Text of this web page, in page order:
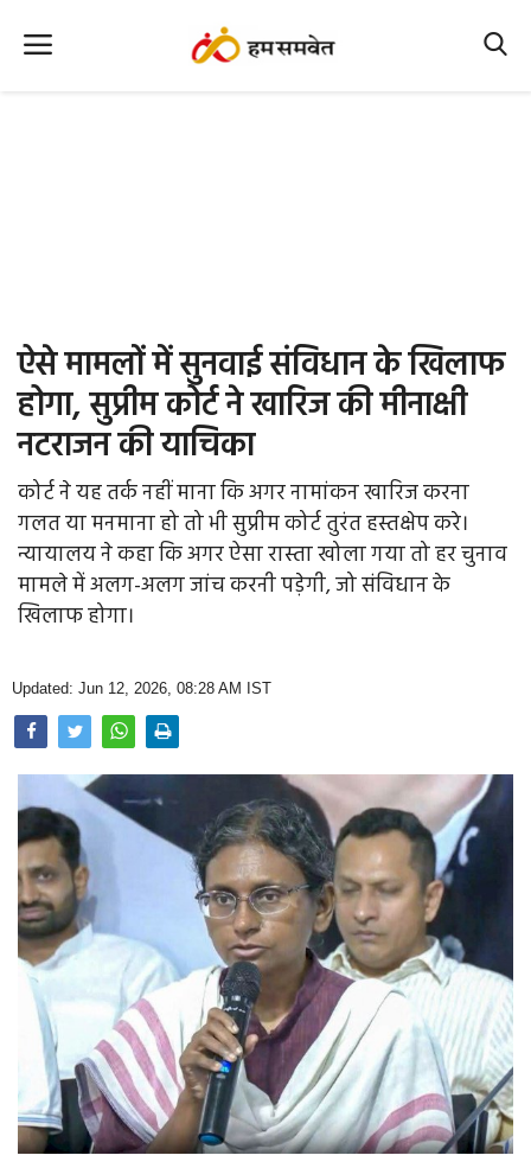
Office Office
Political Gossips
Farm & Food
Opinion
Health & Lifestyle
Home
ऐसे मामलों में सुनवाई संविधान के खिलाफ
होगा, सुप्रीम कोर्ट ने खारिज की मीनाक्षी
नटराजन की याचिका
कोर्ट ने यह तर्क नहीं माना कि अगर नामांकन खारिज करना
गलत या मनमाना हो तो भी सुप्रीम कोर्ट तुरंत हस्तक्षेप करे।
न्यायालय ने कहा कि अगर ऐसा रास्ता खोला गया तो हर चुनाव
मामले में अलग-अलग जांच करनी पड़ेगी, जो संविधान के
खिलाफ होगा।
Updated: Jun 12, 2026, 08:28 AM IST